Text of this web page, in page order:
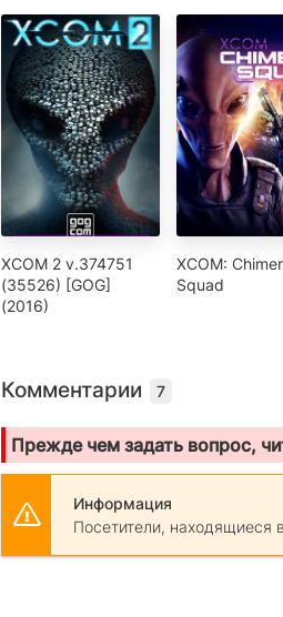
XCOM 2 v.374751
(35526) [GOG]
(2016)
XCOM:
Squad
Комментарии 7
Прежде чем задать вопрос,
Информация
Посетители, находящиеся